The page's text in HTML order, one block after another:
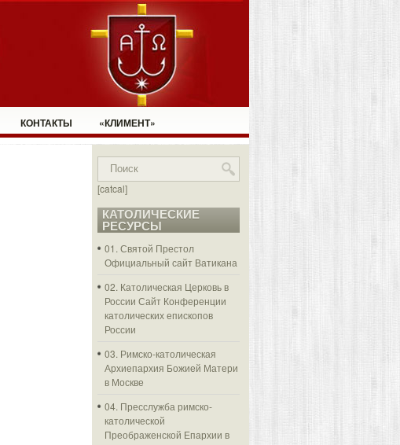
КОНТАКТЫ «КЛИМЕНТ»
[catcal]
КАТОЛИЧЕСКИЕ
РЕСУРСЫ
01. Святой Престол
Официальный сайт Ватикана
02. Католическая Церковь в
России Сайт Конференции
католических епископов
России
03. Римско-католическая
Архиепархия Божией Матери
в Москве
04. Пресслужба римско-
католической
Преображенской Епархии в